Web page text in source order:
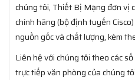
chúng tôi, Thiết Bị Mạng đơn vị
chính hãng (bộ định tuyến
nguồn gốc và chất lượng, kèm
Liên hệ với chúng tôi theo các
trực tiếp văn phòng của chúng